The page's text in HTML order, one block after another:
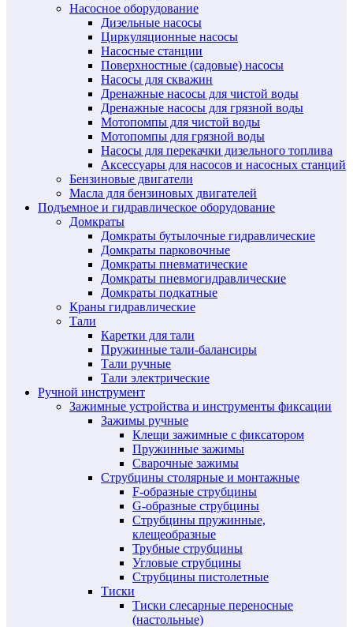
Насосное оборудование
Дизельные насосы
Циркуляционные насосы
Насосные станции
Поверхностные (садовые) насосы
Насосы для скважин
Дренажные насосы для чистой воды
Дренажные насосы для грязной воды
Мотопомпы для чистой воды
Мотопомпы для грязной воды
Насосы для перекачки дизельного топлива
Аксессуары для насосов и насосных станций
Бензиновые двигатели
Масла для бензиновых двигателей
Подъемное и гидравлическое оборудование
Домкраты
Домкраты бутылочные гидравлические
Домкраты парковочные
Домкраты пневматические
Домкраты пневмогидравлические
Домкраты подкатные
Краны гидравлические
Тали
Каретки для тали
Пружинные тали-балансиры
Тали ручные
Тали электрические
Ручной инструмент
Зажимные устройства и инструменты фиксации
Зажимы ручные
Клещи зажимные с фиксатором
Пружинные зажимы
Сварочные зажимы
Струбцины столярные и монтажные
F-образные струбцины
G-образные струбцины
Струбцины пружинные,
клещеобразные
Трубные струбцины
Угловые струбцины
Струбцины пистолетные
Тиски
Тиски слесарные переносные
(настольные)